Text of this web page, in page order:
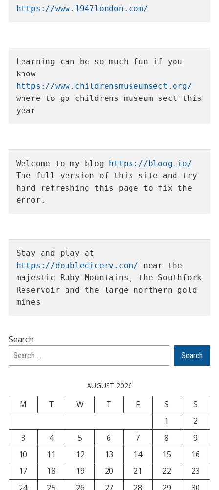
https://www.1947london.com/
Learning can be so much fun if you
know
https://www.childrensmuseumsect.org/
where to go childrens museum sect this
year
Welcome to my blog https://bloog.io/
The full version of this site and try
hard refreshing this page to fix the
error.
https://doubledicerv.com/ near the
majestic Ruby Mountains, the Southfork
Reservoir and the large northern gold
mines
Search
Search
AUGUST 2026
M T W T F S
S
1
2
3
4 5 6 7 8
9
10
11 12 13 14 15
16
17
18 19 20 21 22
23
24
25 26 27 28 29
30